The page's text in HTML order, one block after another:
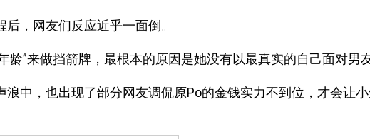
，网友们反应近乎一面倒。
”来做挡箭牌，最根本的原因是她没有以最真实的自己面对男友
中，也出现了部分网友调侃原Po的金钱实力不到位，才会让